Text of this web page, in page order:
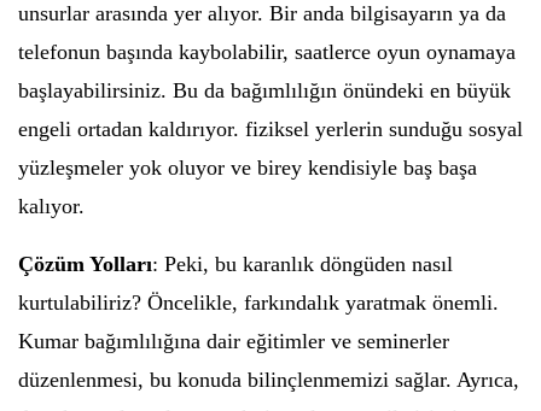
unsurlar arasında yer alıyor. Bir anda bilgisayarın ya da
telefonun başında kaybolabilir, saatlerce oyun oynamaya
başlayabilirsiniz. Bu da bağımlılığın önündeki en büyük
engeli ortadan kaldırıyor. fiziksel yerlerin sunduğu sosyal
yüzleşmeler yok oluyor ve birey kendisiyle baş başa
kalıyor.
Çözüm Yolları: Peki, bu karanlık döngüden nasıl
kurtulabiliriz? Öncelikle, farkındalık yaratmak önemli.
Kumar bağımlılığına dair eğitimler ve seminerler
düzenlenmesi, bu konuda bilinçlenmemizi sağlar. Ayrıca,